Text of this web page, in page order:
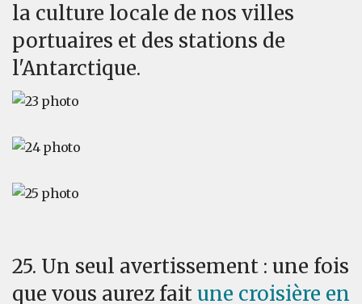
la culture locale de nos villes
portuaires et des stations de
l'Antarctique.
25. Un seul avertissement : une fois
que vous aurez faitune croisière en